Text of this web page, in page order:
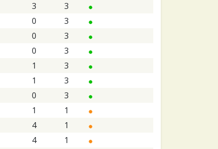
3
3
0
3
0
3
0
3
1
3
1
3
0
3
1
1
4
1
4
1